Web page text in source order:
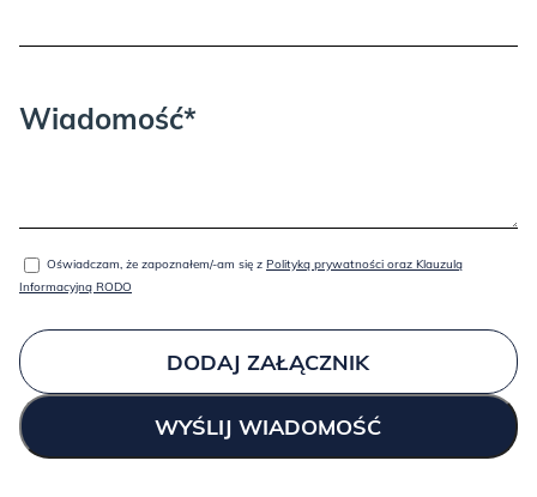
GREEN:
KASZMIR:
Wiadomość*
Oświadczam, że zapoznałem/-am się z Polityką prywatności oraz Klauzulą
Informacyjną RODO
DODAJ ZAŁĄCZNIK